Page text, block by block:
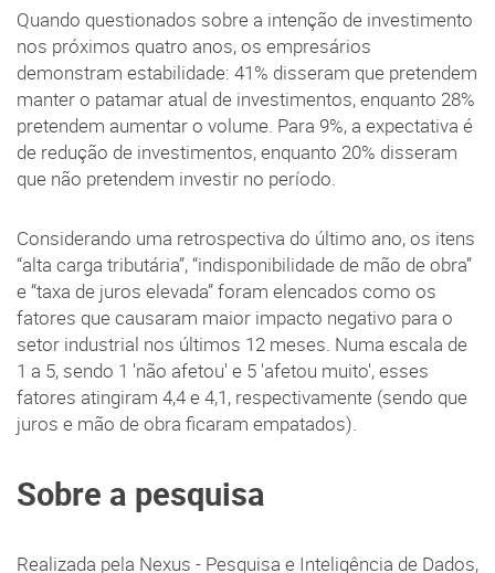
Quando questionados sobre a intenção de investimento
nos próximos quatro anos, os empresários
demonstram estabilidade: 41% disseram que pretendem
manter o patamar atual de investimentos, enquanto 28%
pretendem aumentar o volume. Para 9%, a expectativa é
de redução de investimentos, enquanto 20% disseram
que não pretendem investir no período.
Considerando uma retrospectiva do último ano, os itens
“alta carga tributária”, “indisponibilidade de mão de obra”
e “taxa de juros elevada” foram elencados como os
fatores que causaram maior impacto negativo para o
setor industrial nos últimos 12 meses. Numa escala de
1 a 5, sendo 1 'não afetou' e 5 'afetou muito', esses
fatores atingiram 4,4 e 4,1, respectivamente (sendo que
juros e mão de obra ficaram empatados).
Sobre a pesquisa
Realizada pela Nexus - Pesquisa e Inteligência de Dados,